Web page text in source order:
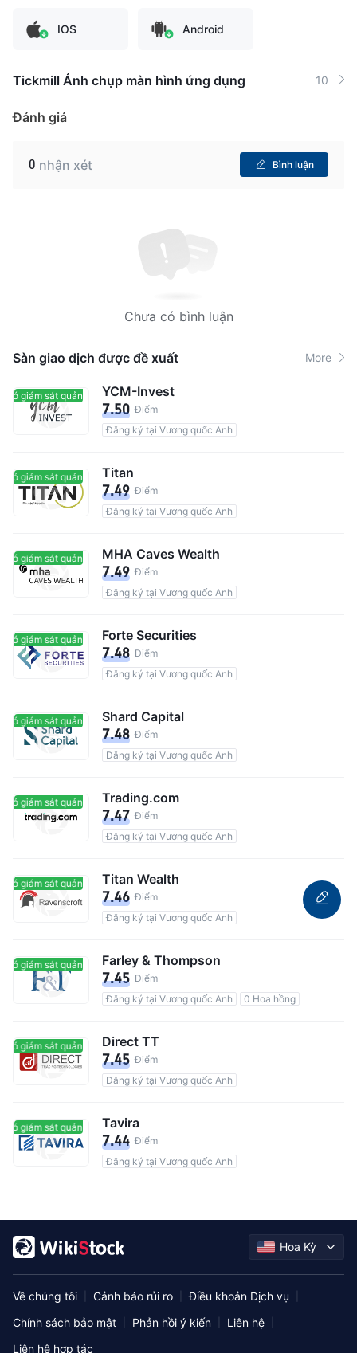
IOS Android
Tickmill Ảnh chụp màn hình ứng dụng 10
Đánh giá
0 nhận xét Bình luận
Chưa có bình luận
Sàn giao dịch được đề xuất More
giám sát quản lý Có giám sát quản lý
YCM-Invest
7.50 Điểm
Đăng ký tại Vương quốc Anh
giám sát quản lý Có giám sát quản lý
Titan
7.49 Điểm
Đăng ký tại Vương quốc Anh
giám sát quản lý Có giám sát quản lý
MHA Caves Wealth
7.49 Điểm
Đăng ký tại Vương quốc Anh
giám sát quản lý Có giám sát quản lý
Forte Securities
7.48 Điểm
Đăng ký tại Vương quốc Anh
giám sát quản lý Có giám sát quản lý
Shard Capital
7.48 Điểm
Đăng ký tại Vương quốc Anh
giám sát quản lý Có giám sát quản lý
Trading.com
7.47 Điểm
Đăng ký tại Vương quốc Anh
giám sát quản lý Có giám sát quản lý
Titan Wealth
7.46 Điểm
Đăng ký tại Vương quốc Anh
giám sát quản lý Có giám sát quản lý
Farley & Thompson
7.45 Điểm
Đăng ký tại Vương quốc Anh
0 Hoa hồng
giám sát quản lý Có giám sát quản lý
Direct TT
7.45 Điểm
Đăng ký tại Vương quốc Anh
giám sát quản lý Có giám sát quản lý
Tavira
7.44 Điểm
Đăng ký tại Vương quốc Anh
Hoa Kỳ
Về chúng tôi Cảnh báo rủi ro Điều khoản Dịch vụ
Chính sách bảo mật Phản hồi ý kiến Liên hệ
Liên hệ hợp tác